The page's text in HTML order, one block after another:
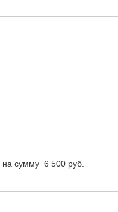
на сумму 6 500 руб.